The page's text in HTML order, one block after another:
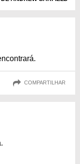
COMPARTILHAR